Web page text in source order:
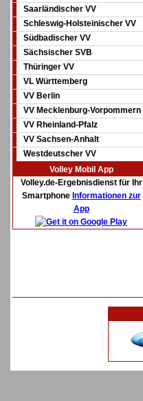
Saarländischer VV
Schleswig-Holsteinischer VV
Südbadischer VV
Sächsischer SVB
Thüringer VV
VL Württemberg
VV Berlin
VV Mecklenburg-Vorpommern
VV Rheinland-Pfalz
VV Sachsen-Anhalt
Westdeutscher VV
Volley Mobil App
Volley.de-Ergebnisdienst für Ihr
Smartphone Informationen zur
App